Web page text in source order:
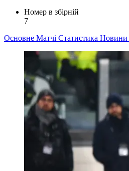
Номер в збірній
7
Основне Матчі Статистика Новини